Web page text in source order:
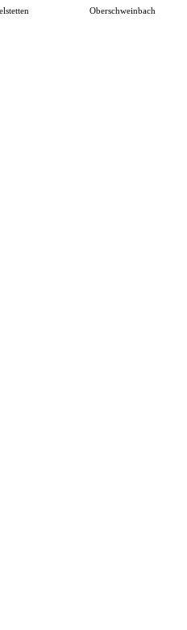
Oberschweinbach